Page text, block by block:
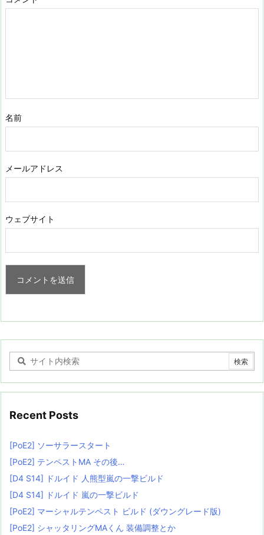
名前
メールアドレス
ウェブサイト
Recent Posts
[PoE2] ソーサラースタート
[PoE2] テンペストMA その後…
[D4 S14] ドルイド 人熊型嵐の一撃ビルド
[D4 S14] ドルイド 嵐の一撃ビルド
[PoE2] マーシャルテンペスト ビルド (ダウングレード版)
[PoE2] シャッタリングMAくん 装備調整とか